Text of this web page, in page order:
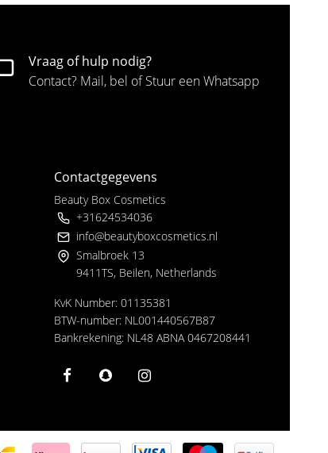
Vraag of hulp nodig?
Contact? Mail, bel of Stuur een Whatsapp
Contactgegevens
Beauty Box Cosmetics
+31624534036
info@beautyboxcosmetics.nl
Smalbroek 13
9411TS, Beilen, Netherlands
KvK Number: 01135381
BTW-number: NL001440567B87
Bankrekening: NL48 ABNA 0467208441